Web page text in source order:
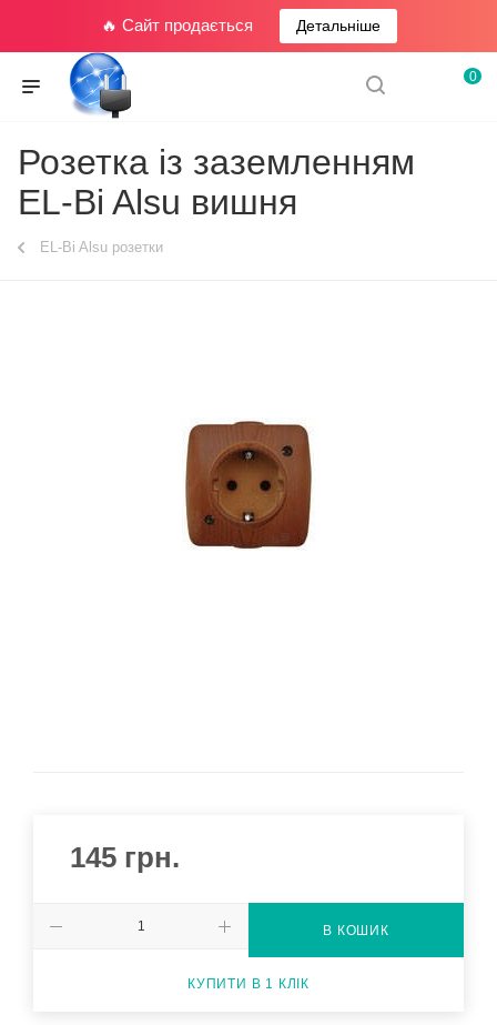
🔥 Сайт продається Детальніше
0
Розетка із заземленням
EL-Bi Alsu вишня
EL-Bi Alsu розетки
145 грн.
В КОШИК
КУПИТИ В 1 КЛІК